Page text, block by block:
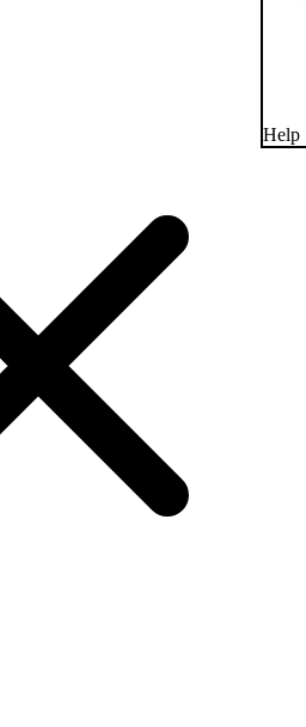
Help